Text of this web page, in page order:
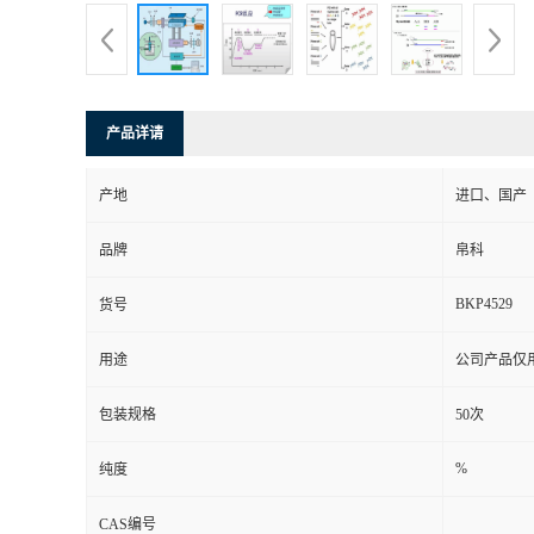
产品详请
产地 进口、国产
品牌 帛科
货号 BKP4529
用途 公司产品仅
包装规格 50次
纯度 %
CAS编号